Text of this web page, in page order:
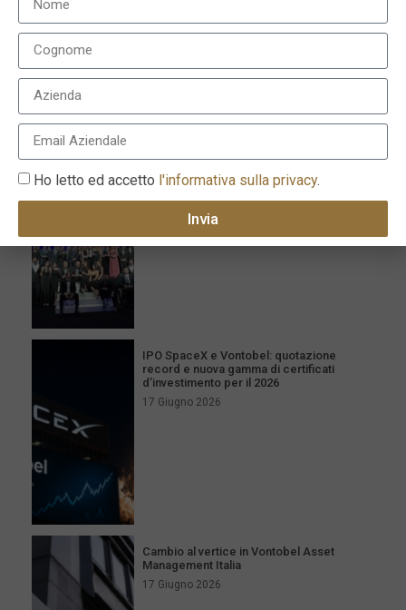
I più recenti
Milano celebra l’eccellenza con la XVI
edizione dei Le Fonti Awards il 25 giugno
IPO SpaceX e Vontobel: quotazione
record e nuova gamma di certificati
d’investimento per il 2026
17 Giugno 2026
Cambio al vertice in Vontobel Asset
Management Italia
17 Giugno 2026
Ho letto ed accetto l'informativa sulla privacy.
Invia